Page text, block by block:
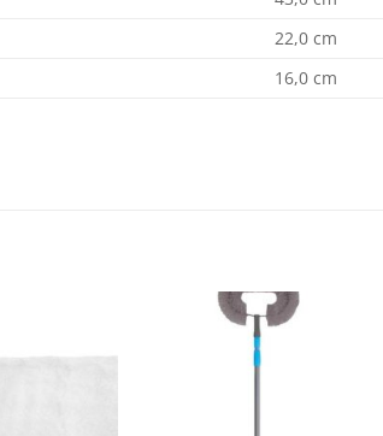
22,0 cm
16,0 cm
Dodaj